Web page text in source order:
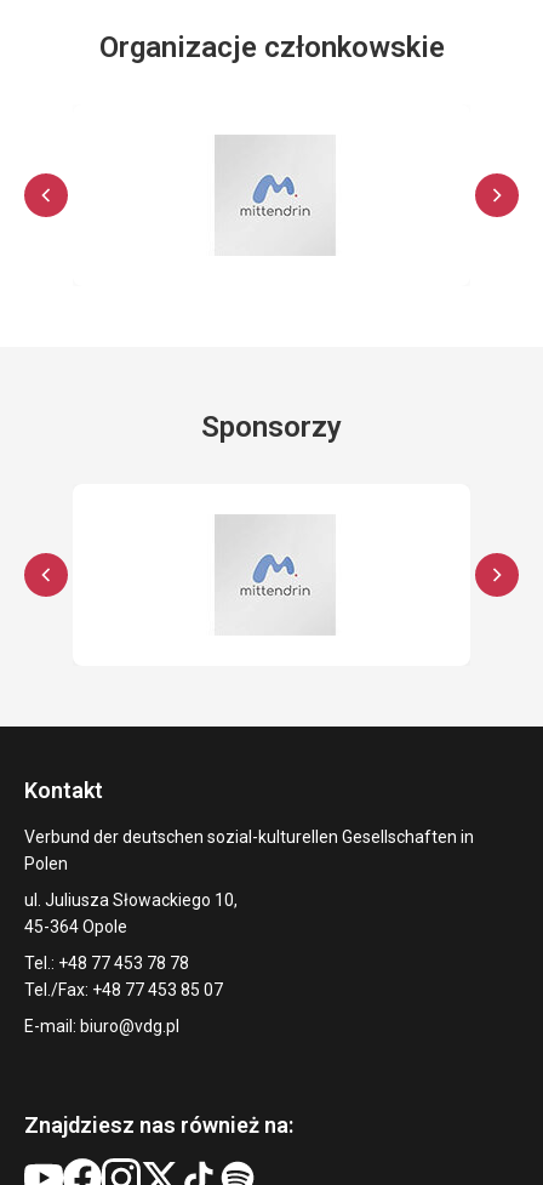
Organizacje członkowskie
Sponsorzy
Kontakt
Verbund der deutschen sozial-kulturellen Gesellschaften in
Polen
ul. Juliusza Słowackiego 10,
45-364 Opole
Tel.: +48 77 453 78 78
Tel./Fax: +48 77 453 85 07
E-mail: biuro@vdg.pl
Znajdziesz nas również na: